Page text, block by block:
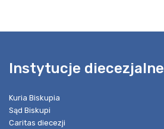
Instytucje diecezjalne
Kuria Biskupia
Sąd Biskupi
Caritas diecezji